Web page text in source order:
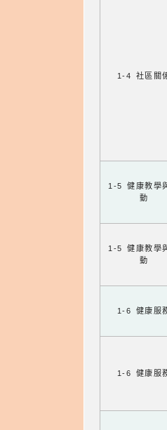
1-4 社區關
1-5 健康教學
動
1-5 健康教學
動
1-6 健康服
1-6 健康服